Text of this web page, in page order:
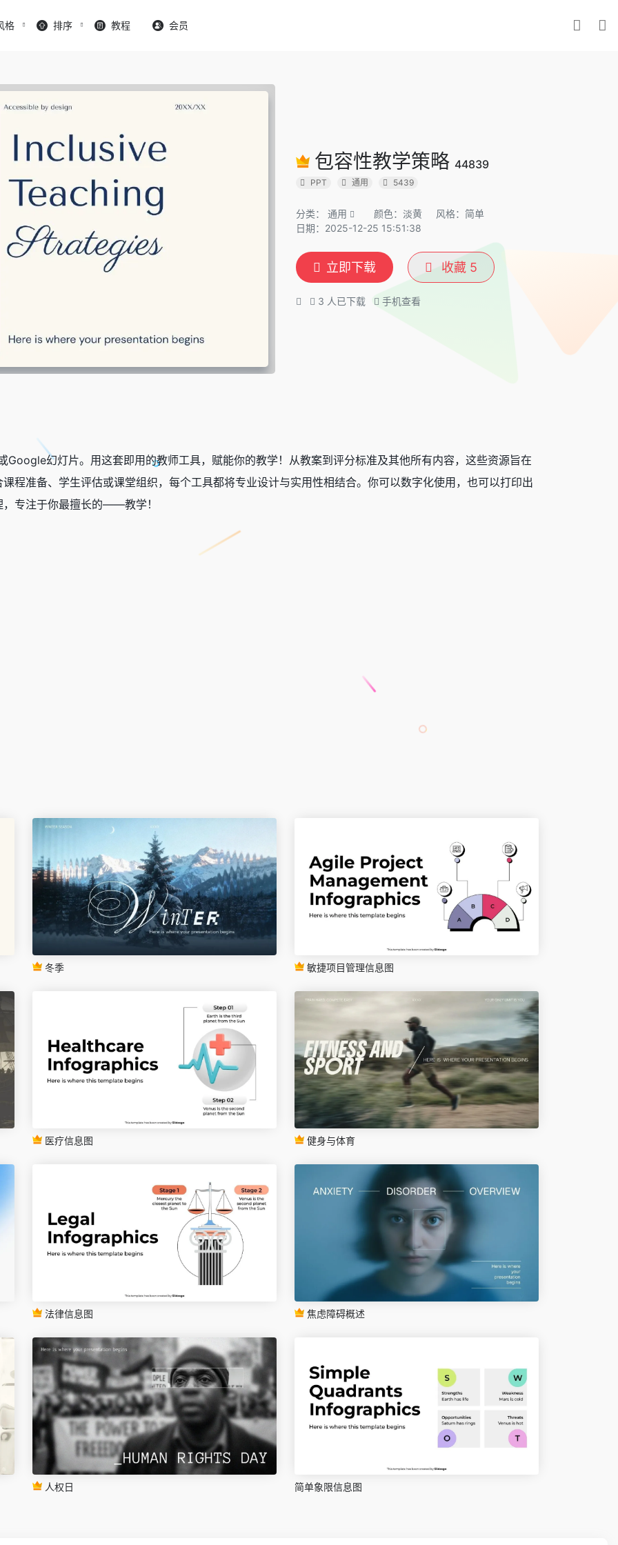
格 排序 教程 会员
包容性教学策略 44839
PPT 通用 5439
分类： 通用 颜色：淡黄
风格：简单
日期：2025-12-25 15:51:38
立即下载 收藏 5
3 人已下载 手机查看
幻灯片。用这套即用的教师工具，赋能你的教学！从教案到评分标准及其他所有内容，这些资源旨在
程准备、学生评估或课堂组织，每个工具都将专业设计与实用性相结合。你可以数字化使用，也可以打印出
专注于你最擅长的——教学！
冬季 敏捷项目管理信息图
医疗信息图 健身与体育
法律信息图 焦虑障碍概述
人权日 简单象限信息图